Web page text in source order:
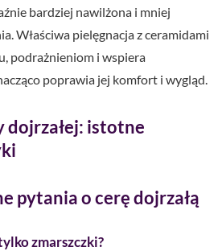
bardziej nawilżona i mniej
Właściwa pielęgnacja z ceramidami
podrażnieniom i wspiera
poprawia jej komfort i wygląd.
dojrzałej: istotne
pytania o cerę dojrzałą
zmarszczki?